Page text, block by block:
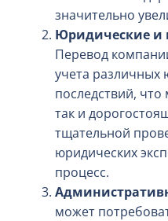
значительно
Юридические и
Перевод
учета различных
последствий,
так и
тщательной
юридических
процесс.
может